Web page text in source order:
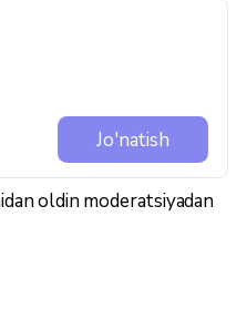
Jo'natish
oldin moderatsiyadan